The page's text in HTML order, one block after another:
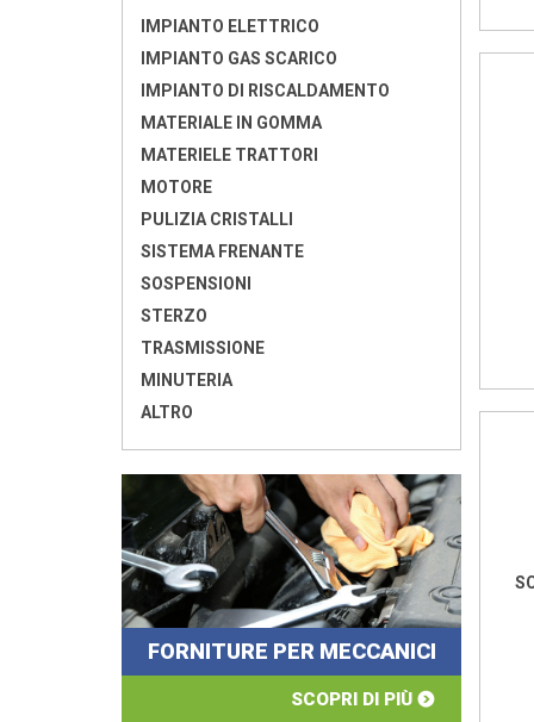
IMPIANTO ELETTRICO
IMPIANTO GAS SCARICO
IMPIANTO DI RISCALDAMENTO
MATERIALE IN GOMMA
MATERIELE TRATTORI
MOTORE
PULIZIA CRISTALLI
SISTEMA FRENANTE
SOSPENSIONI
STERZO
TRASMISSIONE
MINUTERIA
ALTRO
FORNITURE PER MECCANICI
SCOPRI DI PIÙ